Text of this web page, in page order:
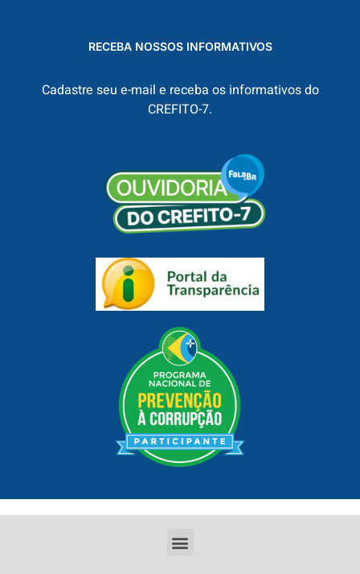
RECEBA NOSSOS INFORMATIVOS
Cadastre seu e-mail e receba os informativos do
CREFITO-7.